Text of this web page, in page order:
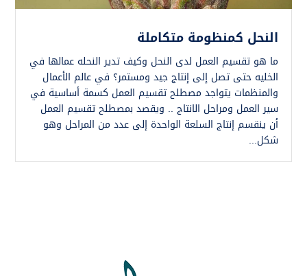
النحل كمنظومة متكاملة
ما هو تقسيم العمل لدى النحل وكيف تدير النحله عمالها في
الخليه حتى تصل إلى إنتاج جيد ومستمر؟ في عالم الأعمال
والمنظمات يتواجد مصطلح تقسيم العمل كسمة أساسية في
سير العمل ومراحل الانتاج .. ويقصد بمصطلح تقسيم العمل
أن ينقسم إنتاج السلعة الواحدة إلى عدد من المراحل وهو
شكل...